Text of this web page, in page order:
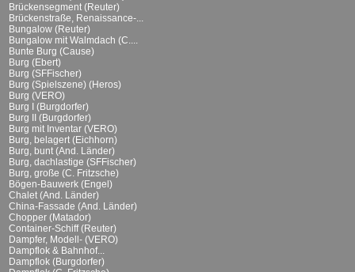
Brückensegment (Reuter)
Brückenstraße, Renaissance-...
Bungalow (Reuter)
Bungalow mit Walmdach (C....
Bunte Burg (Cause)
Burg (Ebert)
Burg (SFFischer)
Burg (Spielszene) (Heros)
Burg (VERO)
Burg I (Burgdorfer)
Burg II (Burgdorfer)
Burg mit Inventar (VERO)
Burg, belagert (Eichhorn)
Burg, bunt (And. Länder)
Burg, dachlastige (SFFischer)
Burg, große (C. Fritzsche)
Bögen-Bauwerk (Engel)
Chalet (And. Länder)
China-Fassade (And. Länder)
Chopper (Matador)
Container-Schiff (Reuter)
Dampfer, Modell- (VERO)
Dampflok & Bahnhof...
Dampflok (Burgdorfer)